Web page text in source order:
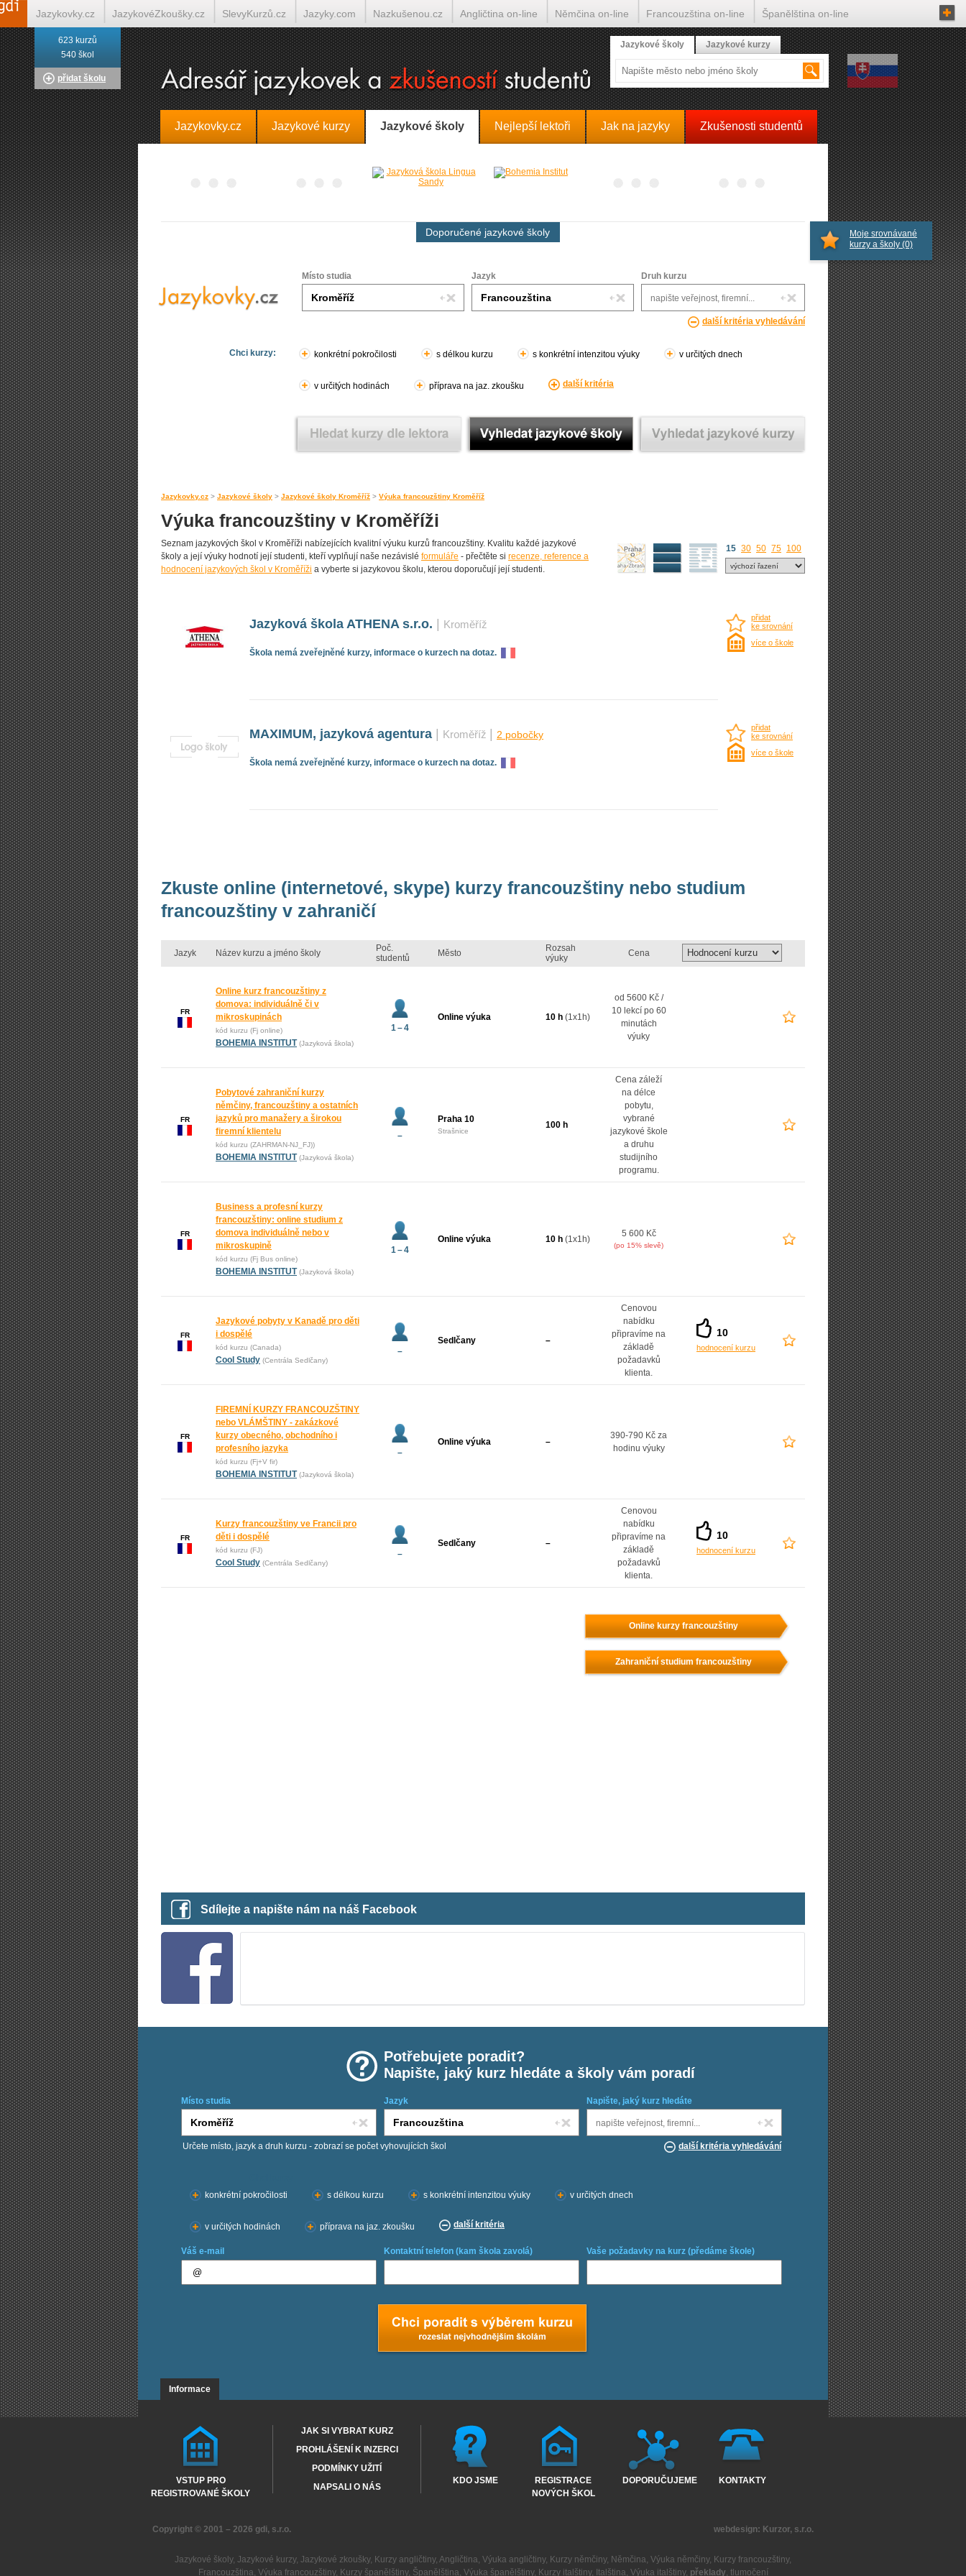
Jazykovky.cz Jazykové kurzy Jazykové školy Nejlepší lektoři Jak na jazyky Zkušenosti studentů
Doporučené jazykové školy
Místo studia Jazyk Druh kurzu
další kritéria vyhledávání
Chci kurzy: konkrétní pokročilosti s délkou kurzu s konkrétní intenzitou výuky v určitých dnech
v určitých hodinách příprava na jaz. zkoušku další kritéria
Jazykovky.cz > Jazykové školy > Jazykové školy Kroměříž > Výuka francouzštiny Kroměříž
Výuka francouzštiny v Kroměříži
Seznam jazykových škol v Kroměříži nabízejících kvalitní výuku kurzů francouzštiny. Kvalitu každé jazykové
školy a její výuky hodnotí její studenti, kteří vyplňují naše nezávislé formuláře - přečtěte si recenze, reference a
hodnocení jazykových škol v Kroměříži a vyberte si jazykovou školu, kterou doporučují její studenti.
15 30 50 75 100
Jazyková škola ATHENA s.r.o. Kroměříž
Škola nemá zveřejněné kurzy, informace o kurzech na dotaz.
přidat
ke srovnání
více o škole
MAXIMUM, jazyková agentura Kroměříž 2 pobočky
Škola nemá zveřejněné kurzy, informace o kurzech na dotaz.
přidat
ke srovnání
více o škole
Zkuste online (internetové, skype) kurzy francouzštiny nebo studium
francouzštiny v zahraničí
Jazyk Název kurzu a jméno školy
Poč.
studentů
Město
Rozsah
výuky
Cena
FR
Online kurz francouzštiny z
domova: individuálně či v
mikroskupinách
kód kurzu (Fj online)
BOHEMIA INSTITUT (Jazyková škola)
1 – 4
Online výuka 10 h (1x1h)
od 5600 Kč /
10 lekcí po 60
minutách
výuky
FR
Pobytové zahraniční kurzy
němčiny, francouzštiny a ostatních
jazyků pro manažery a širokou
firemní klientelu
kód kurzu (ZAHRMAN-NJ_FJ))
BOHEMIA INSTITUT (Jazyková škola)
–
Praha 10
Strašnice
100 h
Cena záleží
na délce
pobytu,
vybrané
jazykové škole
a druhu
studijního
programu.
FR
Business a profesní kurzy
francouzštiny: online studium z
domova individuálně nebo v
mikroskupině
kód kurzu (Fj Bus online)
BOHEMIA INSTITUT (Jazyková škola)
1 – 4
Online výuka 10 h (1x1h)
5 600 Kč
(po 15% slevě)
FR
Jazykové pobyty v Kanadě pro děti
i dospělé
kód kurzu (Canada)
Cool Study (Centrála Sedlčany)
–
Sedlčany –
Cenovou
nabídku
připravíme na
základě
požadavků
klienta.
10
hodnocení kurzu
FR
FIREMNÍ KURZY FRANCOUZŠTINY
nebo VLÁMŠTINY - zakázkové
kurzy obecného, obchodního i
profesního jazyka
kód kurzu (Fj+V fir)
BOHEMIA INSTITUT (Jazyková škola)
–
Online výuka –
390-790 Kč za
hodinu výuky
FR
Kurzy francouzštiny ve Francii pro
děti i dospělé
kód kurzu (FJ)
Cool Study (Centrála Sedlčany)
–
Sedlčany –
Cenovou
nabídku
připravíme na
základě
požadavků
klienta.
10
hodnocení kurzu
Online kurzy francouzštiny
Zahraniční studium francouzštiny
Sdílejte a napište nám na náš Facebook
Potřebujete poradit?
Napište, jaký kurz hledáte a školy vám poradí
Místo studia Jazyk Napište, jaký kurz hledáte
Určete místo, jazyk a druh kurzu - zobrazí se počet vyhovujících škol další kritéria vyhledávání
konkrétní pokročilosti
s délkou kurzu s konkrétní intenzitou výuky v určitých dnech
v určitých hodinách příprava na jaz. zkoušku další kritéria
Váš e-mail Kontaktní telefon (kam škola zavolá) Vaše požadavky na kurz (předáme škole)
Moje srovnávané
kurzy a školy (0)
623 kurzů
540 škol
přidat školu
Jazykové školy Jazykové kurzy
Informace
VSTUP PRO
REGISTROVANÉ ŠKOLY
JAK SI VYBRAT KURZ
PROHLÁŠENÍ K INZERCI
PODMÍNKY UŽITÍ
NAPSALI O NÁS
KDO JSME
REGISTRACE
NOVÝCH ŠKOL
DOPORUČUJEME KONTAKTY
Copyright © 2001 – 2026 gdi, s.r.o. webdesign: Kurzor, s.r.o.
Jazykové školy, Jazykové kurzy, Jazykové zkoušky, Kurzy angličtiny, Angličtina, Výuka angličtiny, Kurzy němčiny, Němčina, Výuka němčiny, Kurzy francouzštiny,
Francouzština, Výuka francouzštiny, Kurzy španělštiny, Španělština, Výuka španělštiny, Kurzy italštiny, Italština, Výuka italštiny, překlady, tlumočení
Jazykovky.cz JazykovéZkoušky.cz SlevyKurzů.cz Jazyky.com Nazkušenou.cz Angličtina on-line Němčina on-line Francouzština on-line Španělština on-line
Italština on-line Tlumočení-Překlady.cz Překládá.cz Tlumočí.cz